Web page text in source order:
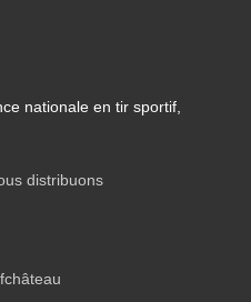
nationale en tir sportif,
distribuons